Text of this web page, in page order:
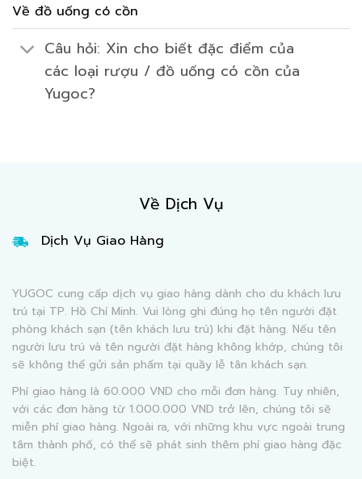
Về đồ uống có cồn
Câu hỏi: Xin cho biết đặc điểm của
các loại rượu / đồ uống có cồn của
Yugoc?
Về Dịch Vụ
Dịch Vụ Giao Hàng
YUGOC cung cấp dịch vụ giao hàng dành cho du khách lưu
trú tại TP. Hồ Chí Minh. Vui lòng ghi đúng họ tên người đặt
phòng khách sạn (tên khách lưu trú) khi đặt hàng. Nếu tên
người lưu trú và tên người đặt hàng không khớp, chúng tôi
sẽ không thể gửi sản phẩm tại quầy lễ tân khách sạn.
Phí giao hàng là 60.000 VND cho mỗi đơn hàng. Tuy nhiên,
với các đơn hàng từ 1.000.000 VND trở lên, chúng tôi sẽ
miễn phí giao hàng. Ngoài ra, với những khu vực ngoài trung
tâm thành phố, có thể sẽ phát sinh thêm phí giao hàng đặc
biệt.